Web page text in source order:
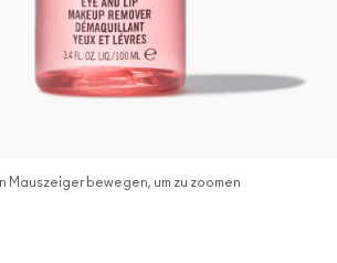
Mauszeiger bewegen, um zu zoomen